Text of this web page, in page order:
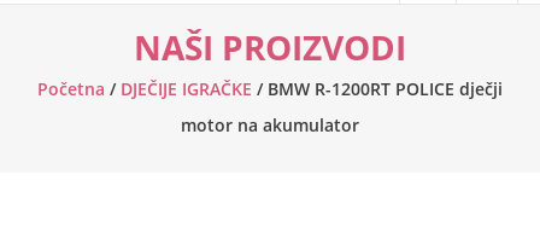
NAŠI PROIZVODI
Početna / DJEČIJE IGRAČKE / BMW R-1200RT POLICE dječji
motor na akumulator